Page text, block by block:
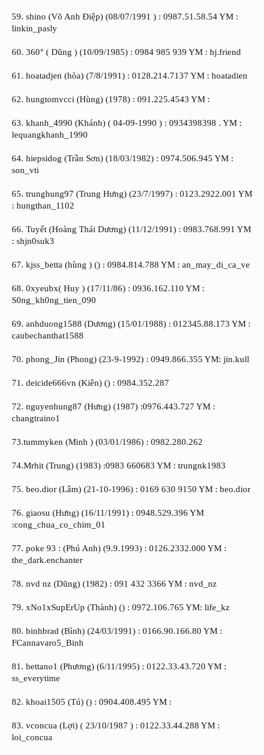
59. shino (Võ Anh Điệp) (08/07/1991 ) : 0987.51.58.54 YM :
linkin_pasly
60. 360° ( Dũng ) (10/09/1985) : 0984 985 939 YM : hj.friend
61. hoatadjen (hòa) (7/8/1991) : 0128.214.7137 YM : hoatadien
62. hungtomvcci (Hùng) (1978) : 091.225.4543 YM :
63. khanh_4990 (Khánh) ( 04-09-1990 ) : 0934398398 . YM :
lequangkhanh_1990
64. hiepsidog (Trần Sơn) (18/03/1982) : 0974.506.945 YM :
son_vti
65. trunghung97 (Trung Hưng) (23/7/1997) : 0123.2922.001 YM
: hungthan_1102
66. Tuyết (Hoàng Thái Dương) (11/12/1991) : 0983.768.991 YM
: shjn0suk3
67. kjss_betta (hùng ) () : 0984.814.788 YM : an_may_di_ca_ve
68. 0xyeubx( Huy ) (17/11/86) : 0936.162.110 YM :
S0ng_kh0ng_tien_090
69. anhduong1588 (Dương) (15/01/1988) : 012345.88.173 YM :
caubechanthat1588
70. phong_Jin (Phong) (23-9-1992) : 0949.866.355 YM: jin.kull
71. deicide666vn (Kiên) () : 0984.352.287
72. nguyenhung87 (Hưng) (1987) :0976.443.727 YM :
changtraino1
73.tummyken (Minh ) (03/01/1986) : 0982.280.262
74.Mrhit (Trung) (1983) :0983 660683 YM : trungnk1983
75. beo.dior (Lâm) (21-10-1996) : 0169 630 9150 YM : beo.dior
76. giaosu (Hưng) (16/11/1991) : 0948.529.396 YM
:cong_chua_co_chim_01
77. poke 93 : (Phú Anh) (9.9.1993) : 0126.2332.000 YM :
the_dark.enchanter
78. nvd nz (Dũng) (1982) : 091 432 3366 YM : nvd_nz
79. xNo1xSupErUp (Thành) () : 0972.106.765 YM: life_kz
80. binhbrad (Bình) (24/03/1991) : 0166.90.166.80 YM :
FCannavaro5_Binh
81. bettano1 (Phương) (6/11/1995) : 0122.33.43.720 YM :
ss_everytime
82. khoai1505 (Tú) () : 0904.408.495 YM :
83. vconcua (Lợi) ( 23/10/1987 ) : 0122.33.44.288 YM :
loi_concua